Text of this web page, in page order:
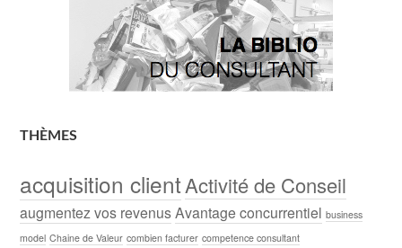
THÈMES
acquisition clientActivité de Conseil
augmentez vos revenusAvantage concurrentiel business
model Chaine de Valeur combien facturer competence consultant